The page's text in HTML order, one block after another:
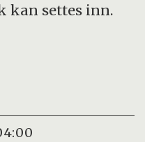
kan settes inn.